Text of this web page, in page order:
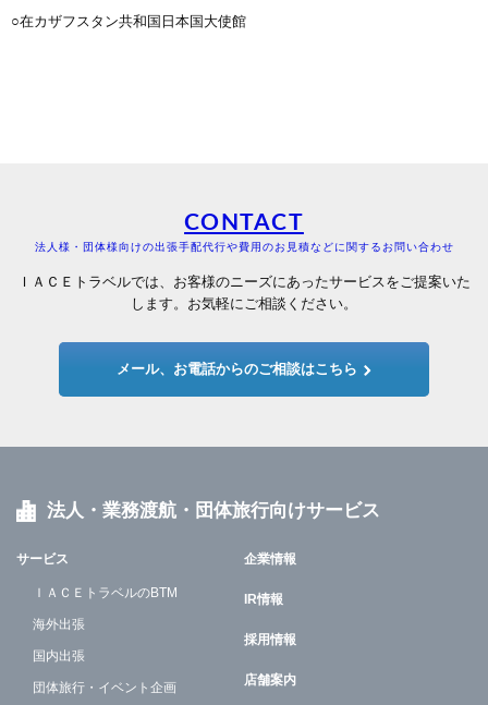
○在カザフスタン共和国日本国大使館
CONTACT
法人様・団体様向けの出張手配代行や費用のお見積などに関するお問い合わせ
ＩＡＣＥトラベルでは、お客様のニーズにあったサービスをご提案いた
します。お気軽にご相談ください。
メール、お電話からのご相談はこちら
法人・業務渡航・団体旅行向けサービス
サービス
ＩＡＣＥトラベルのBTM
海外出張
国内出張
団体旅行・イベント企画
企業情報
IR情報
採用情報
店舗案内